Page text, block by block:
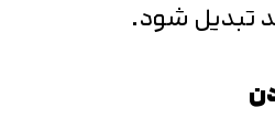
تبدیل شود.